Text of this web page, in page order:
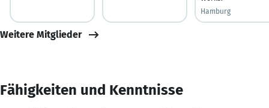
Hamburg
Weitere Mitglieder
Fähigkeiten und Kenntnisse